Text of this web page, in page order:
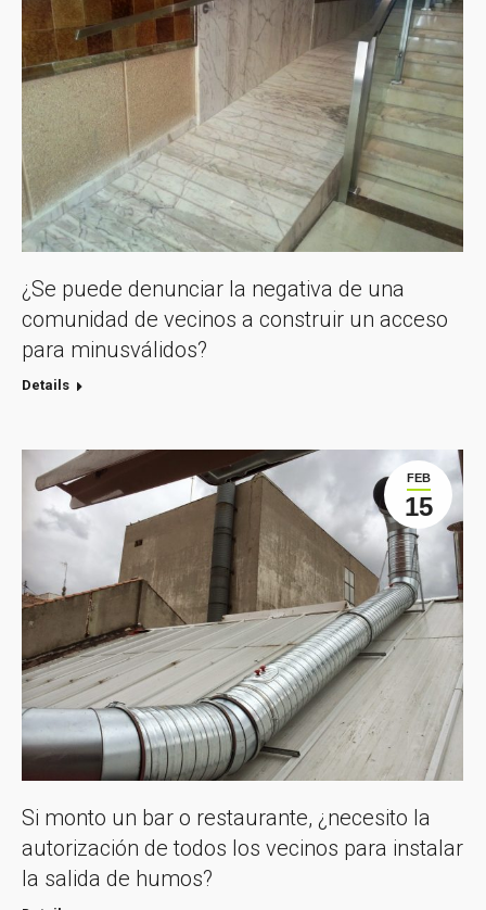
¿Se puede denunciar la negativa de una
comunidad de vecinos a construir un acceso
para minusválidos?
Details
FEB
15
Si monto un bar o restaurante, ¿necesito la
autorización de todos los vecinos para instalar
la salida de humos?